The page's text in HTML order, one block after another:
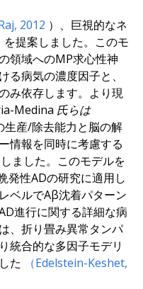
Raj, 2012 ）、巨視的なネ
提案しました。このモ
領域へのMP求心性神
る病気の濃度因子と、
み依存します。より現
Medina 氏らは
生産/除去能力と脳の解
情報を同時に考慮する
ました。このモデルを
発性ADの研究に適用し
ベルでAβ沈着パターン
進行に関する詳細な病
、折り畳み異常タンパ
統合的な多因子モデリ
た
（Edelstein-Keshet,